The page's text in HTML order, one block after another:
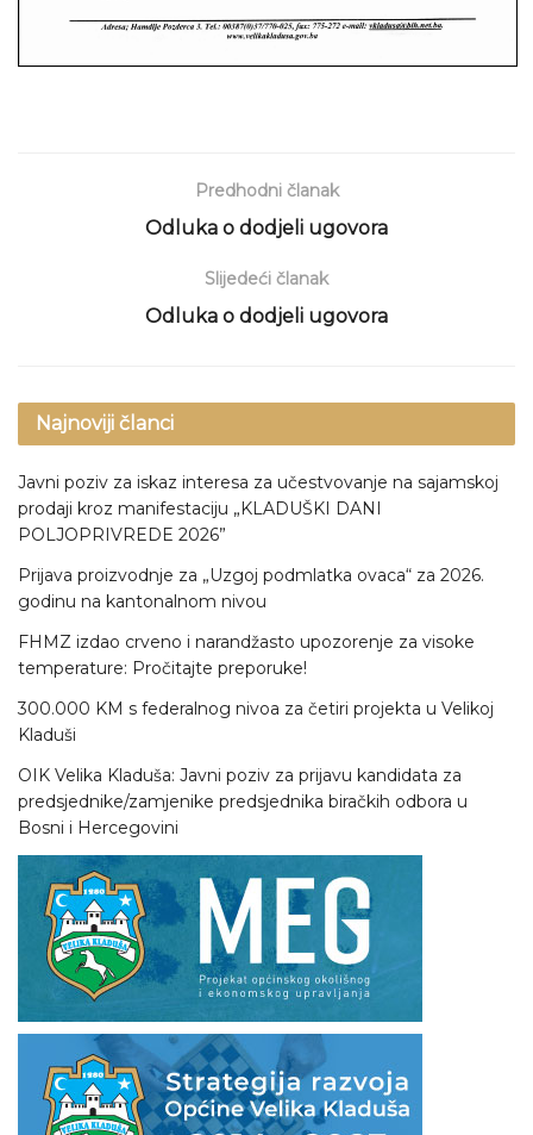
Predhodni članak
Odluka o dodjeli ugovora
Slijedeći članak
Odluka o dodjeli ugovora
Najnoviji članci
Javni poziv za iskaz interesa za učestvovanje na sajamskoj
prodaji kroz manifestaciju „KLADUŠKI DANI
POLJOPRIVREDE 2026”
Prijava proizvodnje za „Uzgoj podmlatka ovaca“ za 2026.
godinu na kantonalnom nivou
FHMZ izdao crveno i narandžasto upozorenje za visoke
temperature: Pročitajte preporuke!
300.000 KM s federalnog nivoa za četiri projekta u Velikoj
Kladuši
OIK Velika Kladuša: Javni poziv za prijavu kandidata za
predsjednike/zamjenike predsjednika biračkih odbora u
Bosni i Hercegovini